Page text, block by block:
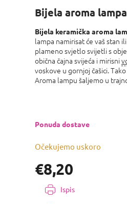
je
0,0
od
5
zvjezdica.
€8,20
Izmjeri
cijenu:
Očekujemo uskoro
Ponuda dostave
Bijela aroma
Bijela keramička aroma
lampa namirisat će vaš stan
plameno svjetlo svijetli s
obična čajna svijeća i mirisni
voskove u gornjoj čašici.
Aroma lampu šaljemo u
Ispis